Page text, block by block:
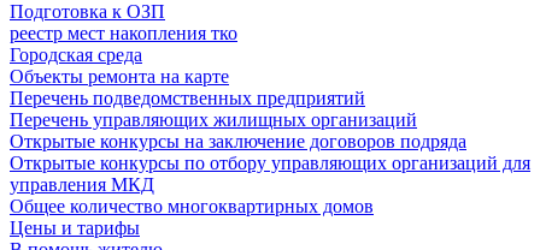
Подготовка к ОЗП
реестр мест накопления тко
Городская среда
Объекты ремонта на карте
Перечень подведомственных предприятий
Перечень управляющих жилищных организаций
Открытые конкурсы на заключение договоров подряда
Открытые конкурсы по отбору управляющих организаций для
управления МКД
Общее количество многоквартирных домов
Цены и тарифы